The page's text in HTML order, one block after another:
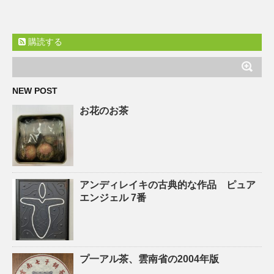
購読する
NEW POST
お花のお茶
アンディレイキの古典的な作品 ピュア
エンジェル 7番
プ一アル茶、雲南省の2004年版